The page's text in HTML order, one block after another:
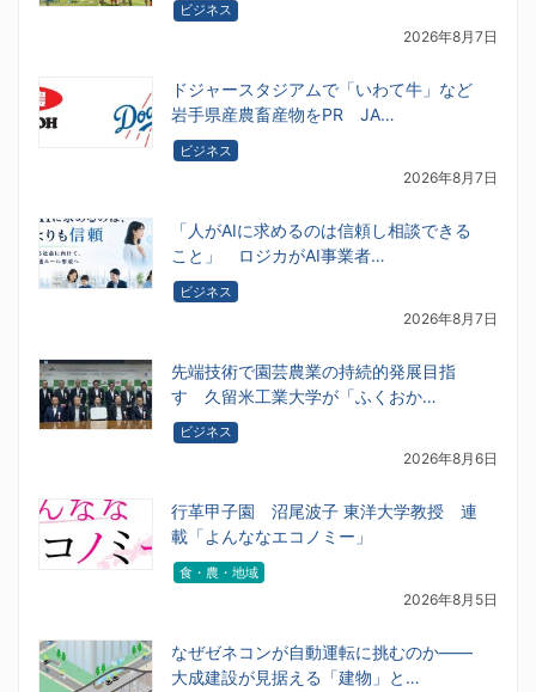
ビジネス
2026年8月7日
ドジャースタジアムで「いわて牛」など
岩手県産農畜産物をPR JA…
ビジネス
2026年8月7日
「人がAIに求めるのは信頼し相談できる
こと」 ロジカがAI事業者…
ビジネス
2026年8月7日
先端技術で園芸農業の持続的発展目指
す 久留米工業大学が「ふくおか…
ビジネス
2026年8月6日
行革甲子園 沼尾波子 東洋大学教授 連
載「よんななエコノミー」
食・農・地域
2026年8月5日
なぜゼネコンが自動運転に挑むのか――
大成建設が見据える「建物」と…